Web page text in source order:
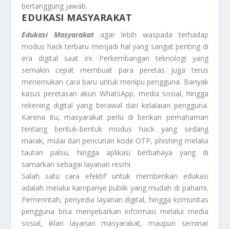
bertanggung jawab.
EDUKASI MASYARAKAT
Edukasi Masyarakat agar lebih waspada terhadap
modus hack terbaru menjadi hal yang sangat penting di
era digital saat ini. Perkembangan teknologi yang
semakin cepat membuat para peretas juga terus
menemukan cara baru untuk menipu pengguna. Banyak
kasus peretasan akun WhatsApp, media sosial, hingga
rekening digital yang berawal dari kelalaian pengguna.
Karena itu, masyarakat perlu di berikan pemahaman
tentang bentuk-bentuk modus hack yang sedang
marak, mulai dari pencurian kode OTP, phishing melalui
tautan palsu, hingga aplikasi berbahaya yang di
samarkan sebagai layanan resmi.
Salah satu cara efektif untuk memberikan edukasi
adalah melalui kampanye publik yang mudah di pahami.
Pemerintah, penyedia layanan digital, hingga komunitas
pengguna bisa menyebarkan informasi melalui media
sosial, iklan layanan masyarakat, maupun seminar